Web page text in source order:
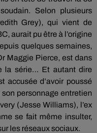
Selon plusieurs
Grey), qui vient de
aurait pu être à l’origine
quelques semaines,
Maggie Pierce, est dans
la série… Et autant dire
accusée d’avoir poussé
personnage entretien
(Jesse Williams), l’ex
se fait même insulter,
les réseaux sociaux.